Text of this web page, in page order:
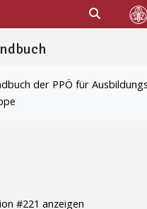
der PPÖ für
#221 anzeigen